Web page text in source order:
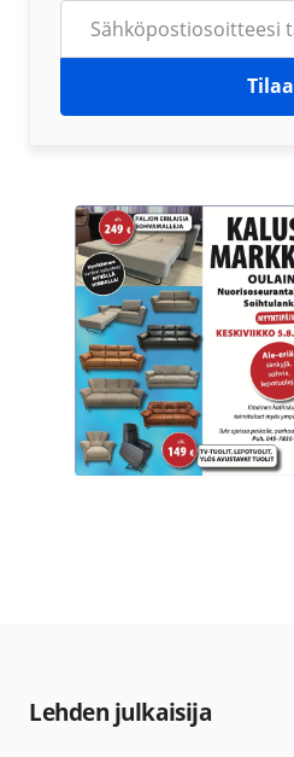
Tilaa
Lehden julkaisija